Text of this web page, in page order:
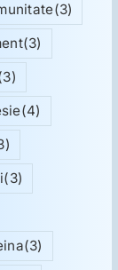
(3)
(3)
(4)
(3)
(3)